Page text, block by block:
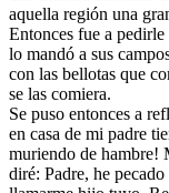
aquella región una
Entonces fue a
lo mandó a sus
con las bellotas que
se las comiera.
Se puso entonces a
en casa de mi padre
muriendo de hambre!
diré: Padre, he